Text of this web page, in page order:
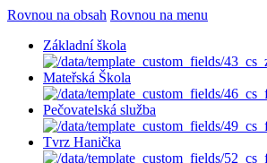
Rovnou na obsah Rovnou na menu
Základní škola
Mateřská Škola
Pečovatelská služba
Tvrz Hanička